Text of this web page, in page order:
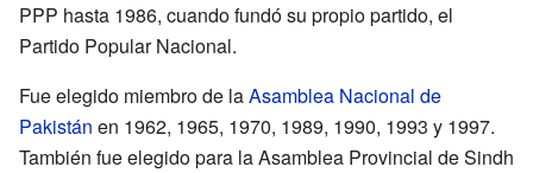
PPP hasta 1986, cuando fundó su propio partido, el
Partido Popular Nacional.
Fue elegido miembro de laAsamblea Nacional de
Pakistán en 1962, 1965, 1970, 1989, 1990, 1993 y 1997.
También fue elegido para la Asamblea Provincial de Sindh